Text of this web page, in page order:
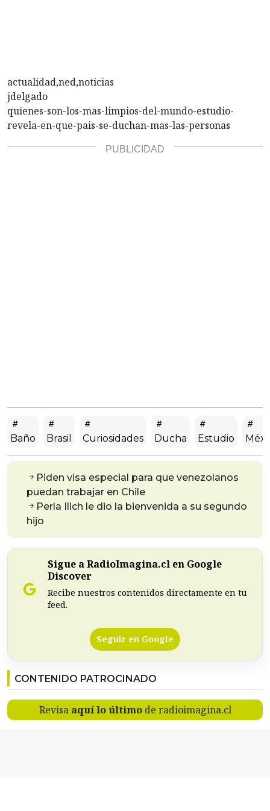
actualidad,ned,noticias
jdelgado
quienes-son-los-mas-limpios-del-mundo-estudio-
revela-en-que-pais-se-duchan-mas-las-personas
Baño Brasil Curiosidades Ducha Estudio
Piden visa especial para que venezolanos
puedan trabajar en Chile
Perla Ilich le dio la bienvenida a su segundo
hijo
Sigue a RadioImagina.cl en Google
Discover
Recibe nuestros contenidos directamente en tu
feed.
Seguir en Google
CONTENIDO PATROCINADO
Revisa aquí lo últimode radioimagina.cl